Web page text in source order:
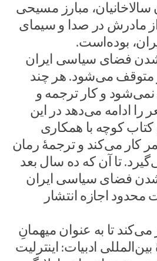
مبارز مسیحی
از مادرش در صدا و سیمای
بوده‌است.
شدن فضای سیاسی ایران
متوقف می‌شود. هر چند
و کار ترجمه و
ادامه می‌دهد در این
کوچه با همکاری
کار می‌کند و ترجمهٔ رمان
تا آن که ده سال بعد
شدن فضای سیاسی ایران
محدود اجازه انتشار
می‌کند تا به عنوان میهمانِ
ادبیات: اینترلیت